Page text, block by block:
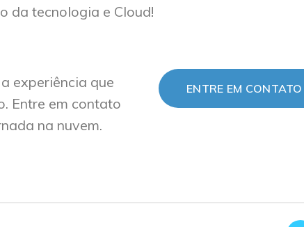
da tecnologia e Cloud!
experiência que
Entre em contato
na nuvem.
ENTRE EM CONTATO